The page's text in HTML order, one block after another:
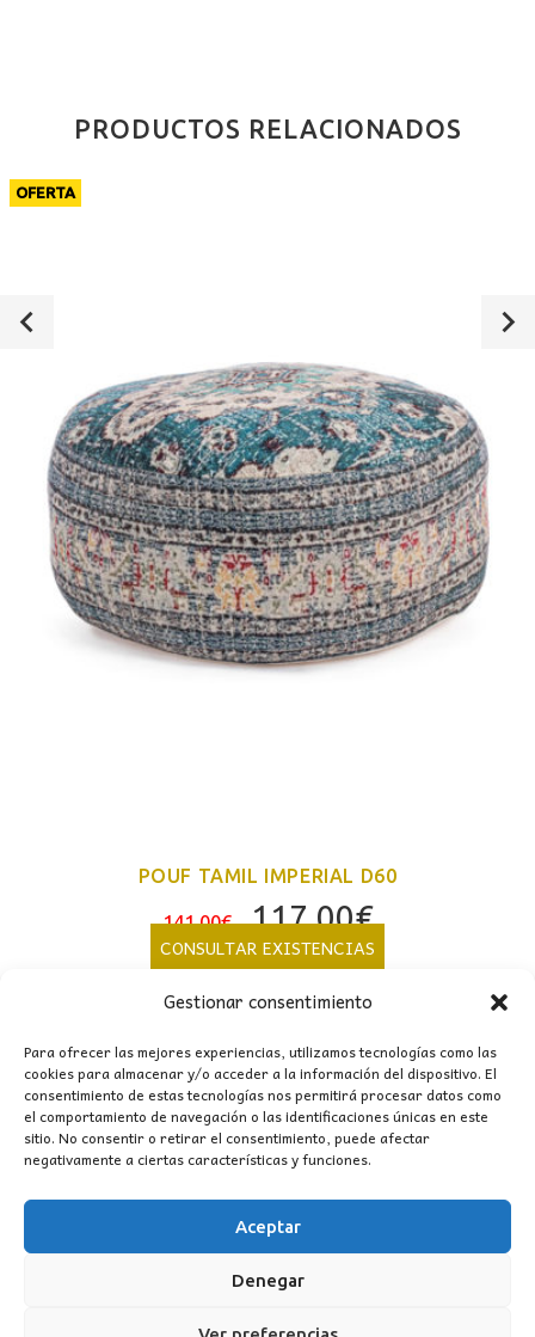
Gestionar consentimiento
Para ofrecer las mejores experiencias, utilizamos tecnologías como las
cookies para almacenar y/o acceder a la información del dispositivo. El
consentimiento de estas tecnologías nos permitirá procesar datos como
el comportamiento de navegación o las identificaciones únicas en este
sitio. No consentir o retirar el consentimiento, puede afectar
negativamente a ciertas características y funciones.
Aceptar
Denegar
PRODUCTOS RELACIONADOS
OFERTA
POUF TAMIL IMPERIAL D60
141,00€
El
precio
era:
141,00€.
117,00€El
precio
117,00€.
CONSULTAR EXISTENCIAS